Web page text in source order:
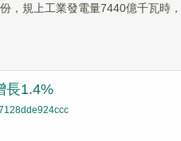
，規上工業發電量7440億千瓦時
長1.4%